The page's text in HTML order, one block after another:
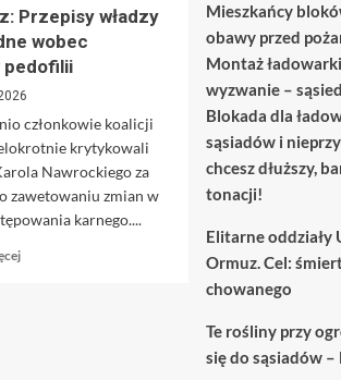
Przepisy władzy
wobec
pedofilii
członkowie koalicji
krytykowali
Nawrockiego za
zawetowaniu zmian w
karnego....
Dowiedz
Mieszkańcy
obawy przed
Montaż
wyzwanie –
Blokada dla
sąsiadów i
chcesz dłuższy,
tonacji!
Elitarne oddziały
Ormuz. Cel:
chowanego
Te rośliny przy
się do sąsiadów –